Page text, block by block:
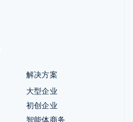
解决方案
大型企业
初创企业
智能体商务